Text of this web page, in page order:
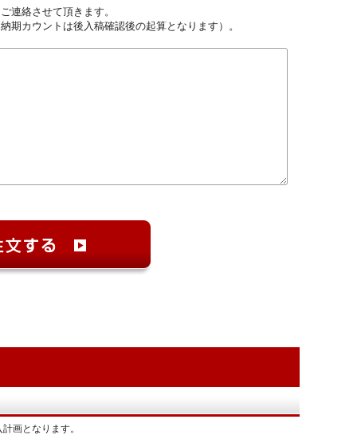
連絡させて頂きます。
期カウントは後入稿確認後の起算となります）。
画となります。